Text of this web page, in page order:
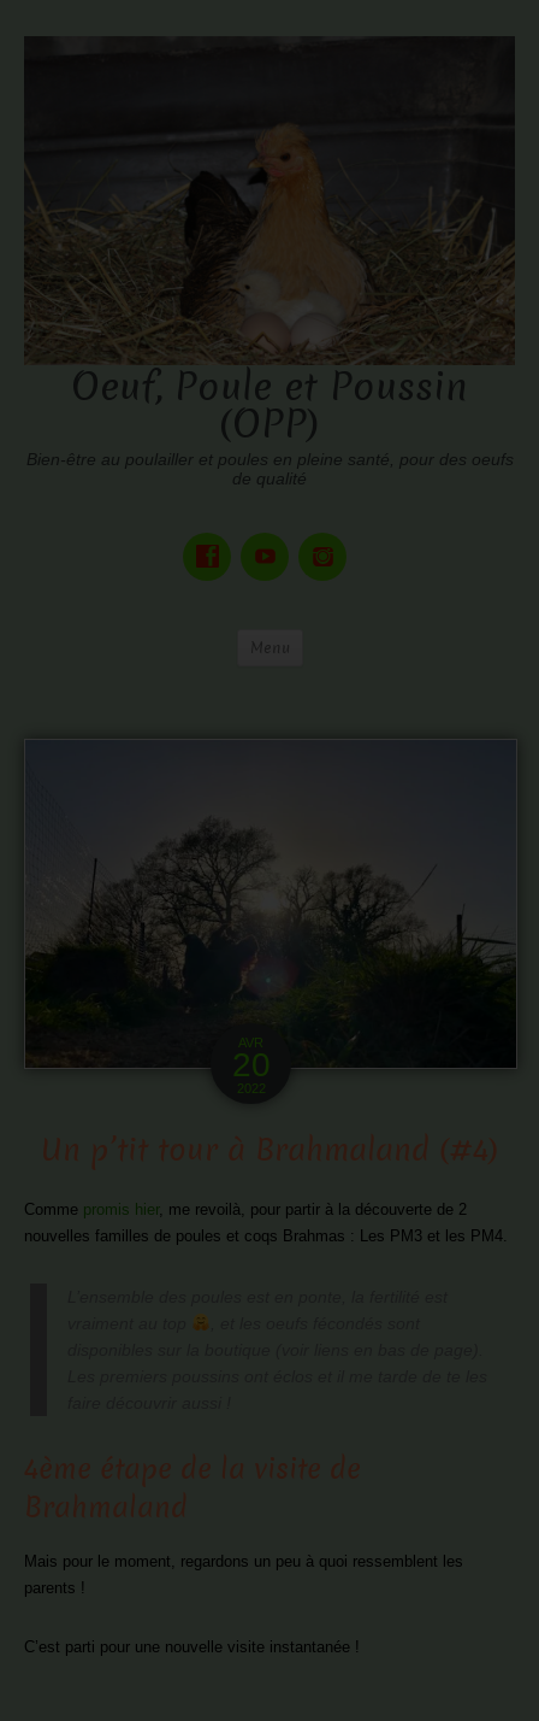
Oeuf, Poule et Poussin
(OPP)
Bien-être au poulailler et poules en pleine santé, pour des oeufs
de qualité
AVR
20
2022
Comme promis hier, me revoilà, pour partir à la découverte de 2
nouvelles familles de poules et coqs Brahmas : Les PM3 et les PM4.
Mais pour le moment, regardons un peu à quoi ressemblent les
parents !
C’est parti pour une nouvelle visite instantanée !